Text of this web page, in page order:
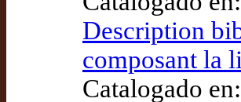
Description
composant la
Catalogado en: